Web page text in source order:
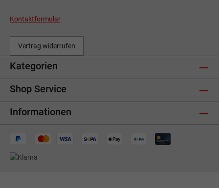
Kontaktformular.
Vertrag widerrufen
Kategorien
Shop Service
Informationen